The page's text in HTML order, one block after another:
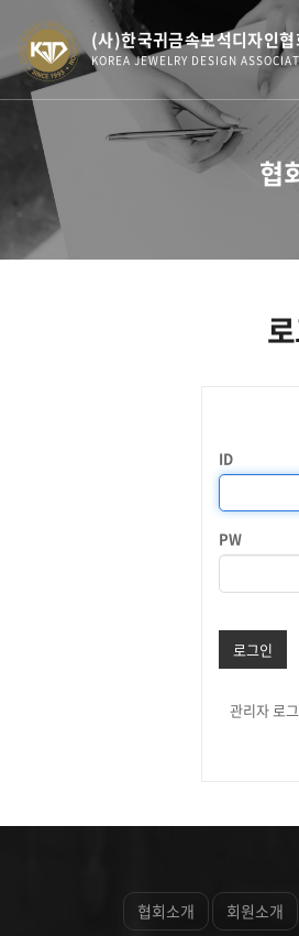
(사)한국귀금속보석디자인
KOREA JEWELRY DESIGN
협
ID
PW
로그인
관리자 로
협회소개 회원소개